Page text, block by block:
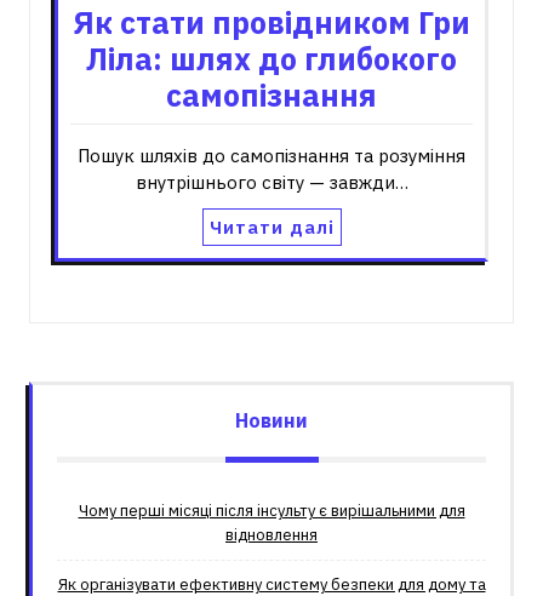
Як стати провідником Гри
Ліла: шлях до глибокого
самопізнання
Пошук шляхів до самопізнання та розуміння
внутрішнього світу — завжди…
Читати далі
Новини
Чому перші місяці після інсульту є вирішальними для
відновлення
Як організувати ефективну систему безпеки для дому та